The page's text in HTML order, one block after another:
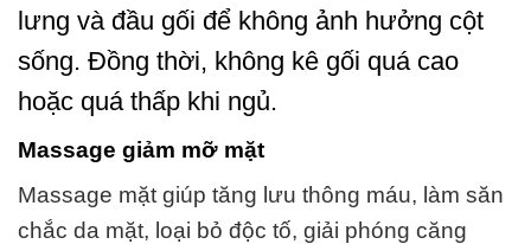
lưng và đầu gối để không ảnh hưởng cột
sống. Đồng thời, không kê gối quá cao
hoặc quá thấp khi ngủ.
Massage giảm mỡ mặt
Massage mặt giúp tăng lưu thông máu, làm săn
chắc da mặt, loại bỏ độc tố, giải phóng căng